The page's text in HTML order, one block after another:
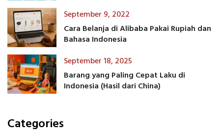
September 9, 2022
Cara Belanja di Alibaba Pakai Rupiah dan
Bahasa Indonesia
September 18, 2025
Barang yang Paling Cepat Laku di
Indonesia (Hasil dari China)
Categories